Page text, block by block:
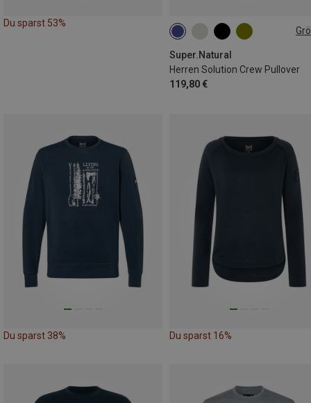
Du sparst 53%
Super.Natural
Herren Solution Crew Pullover
119,80 €
S M L XL
Du sparst 38% Du sparst 16%